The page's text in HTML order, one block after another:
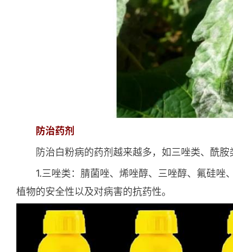
防治药剂
防治白粉病的药剂越来越多，如三唑类、酰
1.三唑类：腈菌唑、烯唑醇、三唑醇、氟硅
植物的安全性以及对病害的抗药性。